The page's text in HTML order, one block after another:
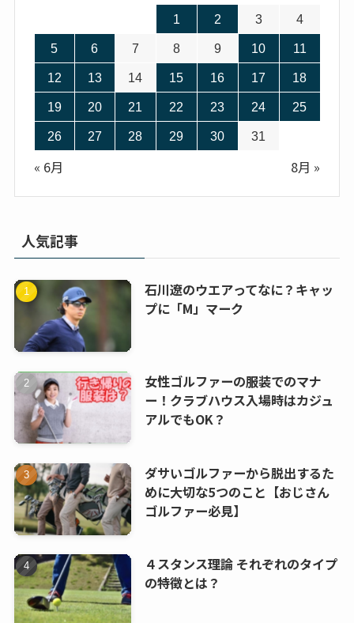
1 2 3 4
5 6 7 8 9 10 11
12 13 14 15 16 17 18
19 20 21 22 23 24 25
26 27 28 29 30 31
« 6月 8月 »
人気記事
石川遼のウエアってなに？キャッ
プに「M」マーク
女性ゴルファーの服装でのマナ
ー！クラブハウス入場時はカジュ
アルでもOK？
ダサいゴルファーから脱出するた
めに大切な5つのこと【おじさん
ゴルファー必見】
４スタンス理論 それぞれのタイプ
の特徴とは？